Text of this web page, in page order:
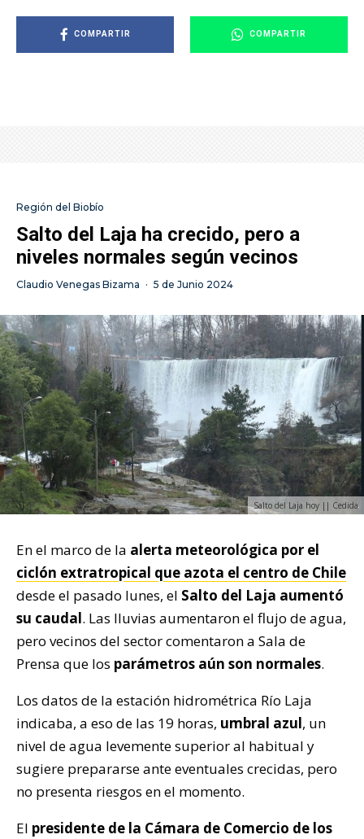
COMPARTIR COMPARTIR
Región del Biobío
Salto del Laja ha crecido, pero a
niveles normales según vecinos
Claudio Venegas Bizama · 5 de Junio 2024
Salto del Laja hoy || Cedida
En el marco de la alerta meteorológica por el
ciclón extratropical que azota el centro de Chile
desde el pasado lunes, el Salto del Laja aumentó
su caudal. Las lluvias aumentaron el flujo de agua,
pero vecinos del sector comentaron a Sala de
Prensa que los parámetros aún son normales.
Los datos de la estación hidrométrica Río Laja
indicaba, a eso de las 19 horas, umbral azul, un
nivel de agua levemente superior al habitual y
sugiere prepararse ante eventuales crecidas, pero
no presenta riesgos en el momento.
El presidente de la Cámara de Comercio de los